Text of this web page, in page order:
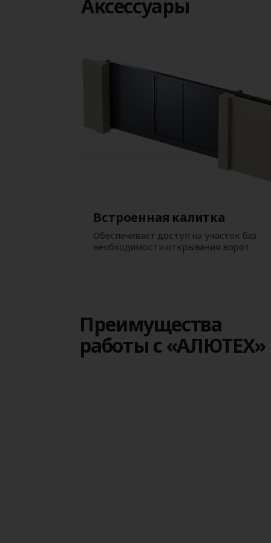
Аксессуары
Встроенная калитка
Обеспечивает доступ на участок без
необходимости открывания ворот
Преимущества
работы с «АЛЮТЕХ»